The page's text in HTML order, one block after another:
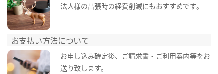
法人様の出張時の経費削減にもおすすめです。
お支払い方法について
お申し込み確定後、ご請求書・ご利用案内等をお
送り致します。